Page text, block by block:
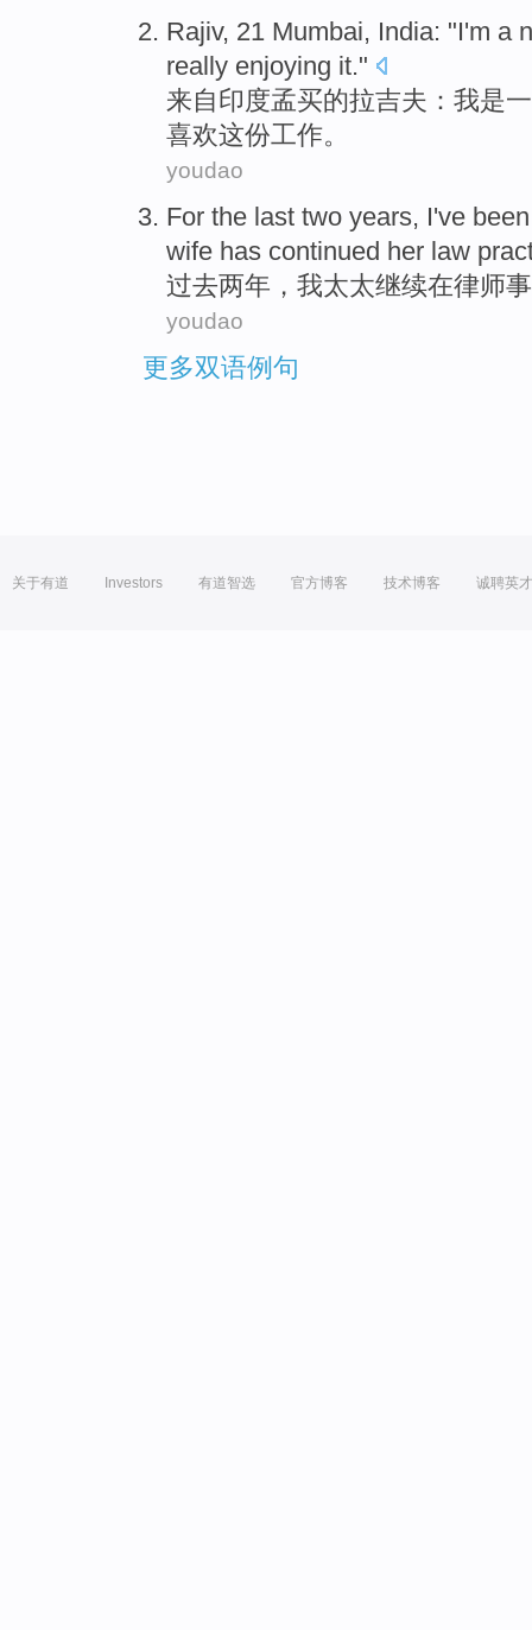
Rajiv, 21 Mumbai, India: "I'm a
really enjoying it."
来自印度孟买的拉吉夫 ： 我是
喜欢这份工作。
youdao
For the last two years, I've
wife has continued her law
过去两年 ， 我太太继续在律师
youdao
更多双语例句
关于有道 Investors 有道智选 官方博客 技术博客 诚聘英才